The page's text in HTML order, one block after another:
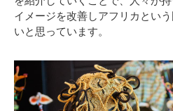
イメージを改善しアフリカとい
いと思っています。